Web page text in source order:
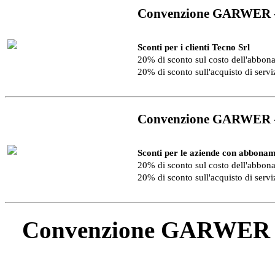
Convenzione
Sconti per i clienti Tecno Srl
20% di sconto sul costo
20% di sconto sull'acquisto di
Convenzione
Sconti per le aziende con
20% di sconto sul costo
20% di sconto sull'acquisto di
Convenzione